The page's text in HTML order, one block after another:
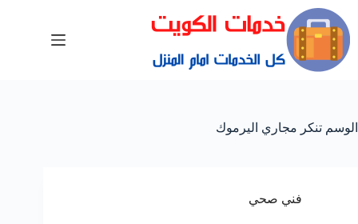
الوسم تنكر مجاري اليرموك
فني صحي